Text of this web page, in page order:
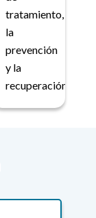
tratamiento,
la
prevención
y la
recuperación.